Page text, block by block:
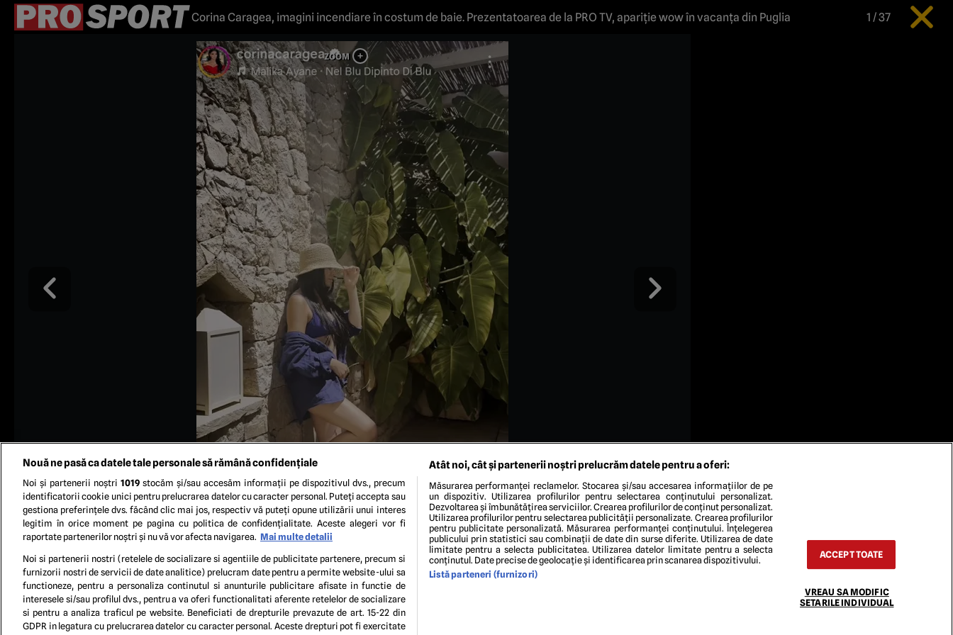
Corina Caragea, imagini incendiare în costum de baie. Prezentatoarea de la PRO TV, apariție wow în vacanța din Puglia 1 /37
FOTO Instagram Corina Caragea
TERMENI ȘI CONDIȚIIPOLITICA DE CONFIDENTIALITATE
Nouă ne pasă ca datele tale personale să rămână confidențiale
Noi și partenerii noștri 1019stocăm și/sau accesăm informații pe dispozitivul dvs., precum
identificatorii cookie unici pentru prelucrarea datelor cu caracter personal. Puteți accepta sau
gestiona preferințele dvs. făcând clic mai jos, respectiv vă puteți opune utilizării unui interes
legitim în orice moment pe pagina cu politica de confidențialitate. Aceste alegeri vor fi
raportate partenerilor noștri și nu vă vor afecta navigarea. Mai multe detalii
Noi si partenerii nostri (retelele de socializare si agentiile de publicitate partenere, precum si
furnizorii nostri de servicii de date analitice) prelucram date pentru a permite website-ului sa
functioneze, pentru a personaliza continutul si anunturile publicitare afisate in functie de
interesele si/sau profilul dvs., pentru a va oferi functionalitati aferente retelelor de socializare
si pentru a analiza traficul pe website. Beneficiati de drepturile prevazute de art. 15-22 din
GDPR in legatura cu prelucrarea datelor cu caracter personal. Aceste drepturi pot fi exercitate
Atât noi, cât și partenerii noștri prelucrăm datele pentru a oferi:
Măsurarea performanței reclamelor. Stocarea și/sau accesarea informațiilor de pe
un dispozitiv. Utilizarea profilurilor pentru selectarea conținutului personalizat.
Dezvoltarea și îmbunătățirea serviciilor. Crearea profilurilor de conținut personalizat.
Utilizarea profilurilor pentru selectarea publicității personalizate. Crearea profilurilor
pentru publicitate personalizată. Măsurarea performanței conținutului. Înțelegerea
publicului prin statistici sau combinații de date din surse diferite. Utilizarea de date
limitate pentru a selecta publicitatea. Utilizarea datelor limitate pentru a selecta
conținutul. Date precise de geolocație și identificarea prin scanarea dispozitivului.
Listă parteneri (furnizori)
ACCEPT TOATE
VREAU SA MODIFIC
SETARILE INDIVIDUAL